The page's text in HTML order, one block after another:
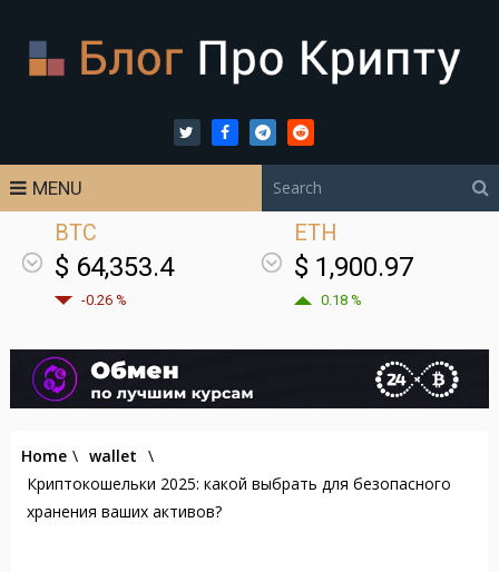
MENU
BTC
$ 64,353.4
-0.26 %
ETH
$ 1,900.97
0.18 %
Home \ wallet \
Криптокошельки 2025: какой выбрать для безопасного
хранения ваших активов?